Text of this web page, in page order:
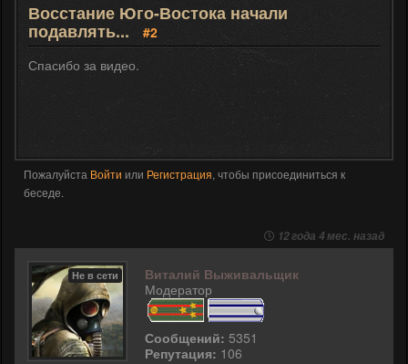
Восстание Юго-Востока начали
подавлять...
#2
Спасибо за видео.
Пожалуйста Войти или Регистрация, чтобы присоединиться к
беседе.
12 года 4 мес. назад
Не в сети
Виталий Выживальщик
Модератор
Сообщений: 5351
Репутация: 106